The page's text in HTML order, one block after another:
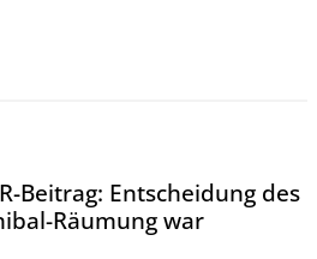
Kong ein Gespräch von Prof.
Beitrag: Entscheidung des
Räumung war